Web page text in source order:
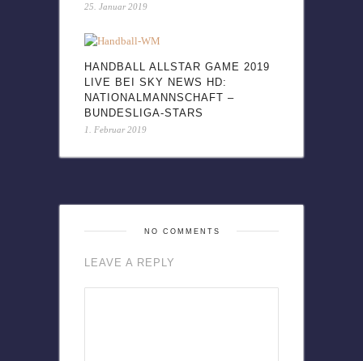
25. Januar 2019
HANDBALL ALLSTAR GAME 2019
LIVE BEI SKY NEWS HD:
NATIONALMANNSCHAFT –
BUNDESLIGA-STARS
1. Februar 2019
NO COMMENTS
LEAVE A REPLY